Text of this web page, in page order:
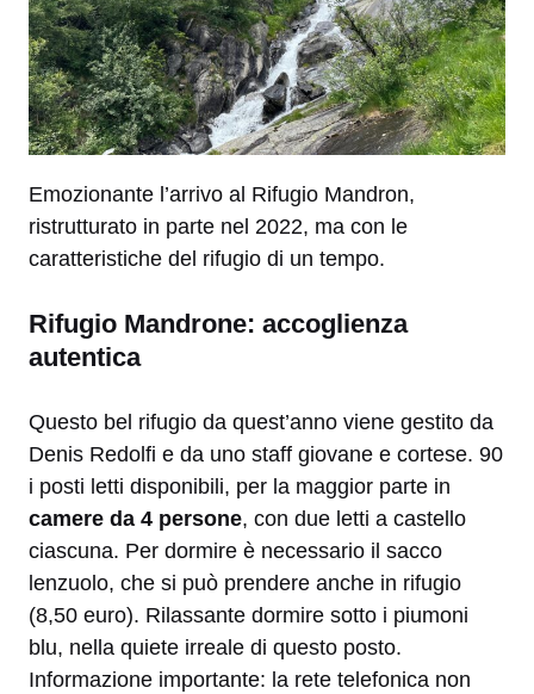
Emozionante l’arrivo al Rifugio Mandron,
ristrutturato in parte nel 2022, ma con le
caratteristiche del rifugio di un tempo.
Rifugio Mandrone: accoglienza
autentica
Questo bel rifugio da quest’anno viene gestito da
Denis Redolfi e da uno staff giovane e cortese. 90
i posti letti disponibili, per la maggior parte in
camere da 4 persone, con due letti a castello
ciascuna. Per dormire è necessario il sacco
lenzuolo, che si può prendere anche in rifugio
(8,50 euro). Rilassante dormire sotto i piumoni
blu, nella quiete irreale di questo posto.
Informazione importante: la rete telefonica non